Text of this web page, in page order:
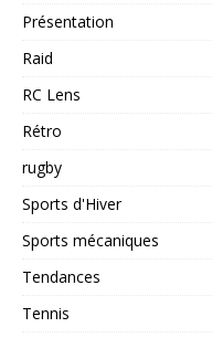
Présentation
Raid
RC Lens
Rétro
rugby
Sports d'Hiver
Sports mécaniques
Tendances
Tennis